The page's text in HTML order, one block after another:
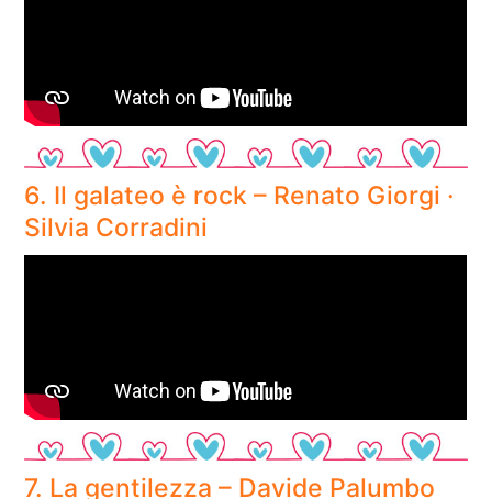
6. Il galateo è rock – Renato Giorgi ·
Silvia Corradini
7. La gentilezza – Davide Palumbo